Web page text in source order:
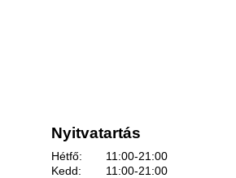
Nyitvatartás
Hétfő:
11:00-21:00
Kedd:
11:00-21:00